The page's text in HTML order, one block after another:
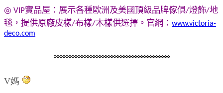
◎ VIP實品屋：展示各種歐洲及美國頂級品牌傢俱/燈飾/地
毯，提供原廠皮樣/布樣/木樣供選擇。 官網： www.victoria-
deco.com
V媽